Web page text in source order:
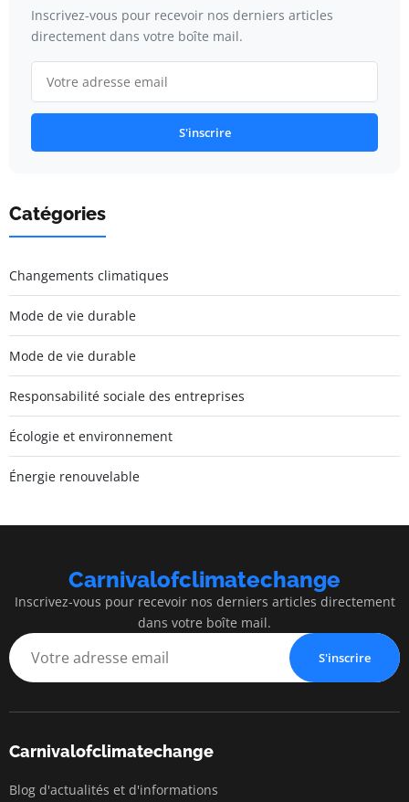
Inscrivez-vous pour recevoir nos derniers articles
directement dans votre boîte mail.
S'inscrire
Catégories
Changements climatiques
Mode de vie durable
Mode de vie durable
Responsabilité sociale des entreprises
Écologie et environnement
Énergie renouvelable
Carnivalofclimatechange
Inscrivez-vous pour recevoir nos derniers articles directement
dans votre boîte mail.
S'inscrire
Carnivalofclimatechange
Blog d'actualités et d'informations